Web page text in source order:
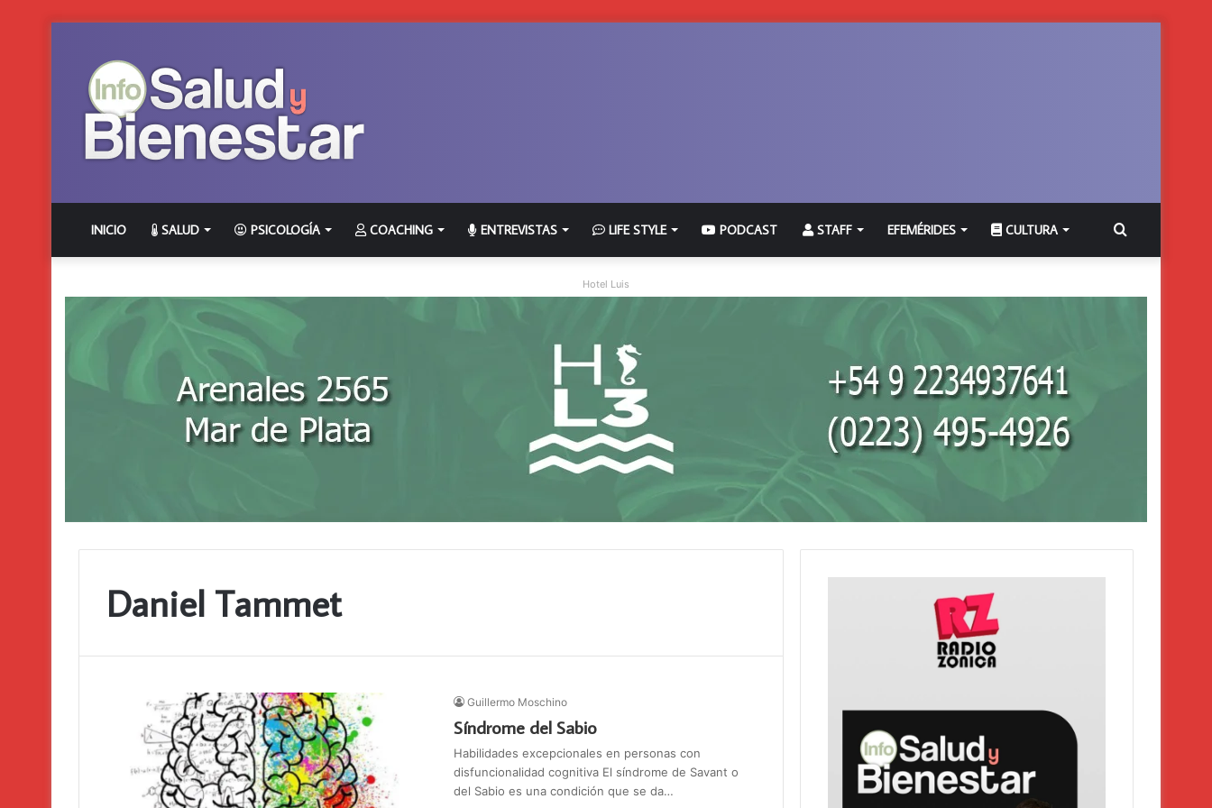
INICIO SALUD PSICOLOGÍA COACHING ENTREVISTAS LIFE STYLE PODCAST STAFF EFEMÉRIDES CULTURA Buscar
Hotel Luis
Daniel Tammet
Guillermo Moschino
Síndrome del Sabio
Habilidades excepcionales en personas con
disfuncionalidad cognitiva El síndrome de Savant o
del Sabio es una condición que se da…